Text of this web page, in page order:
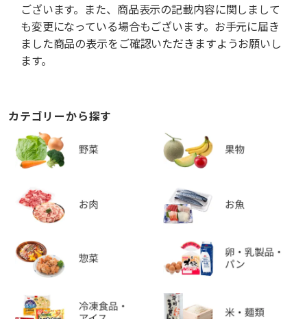
ございます。また、商品表示の記載内容に関しまして
も変更になっている場合もございます。お手元に届き
ました商品の表示をご確認いただきますようお願いし
ます。
カテゴリーから探す